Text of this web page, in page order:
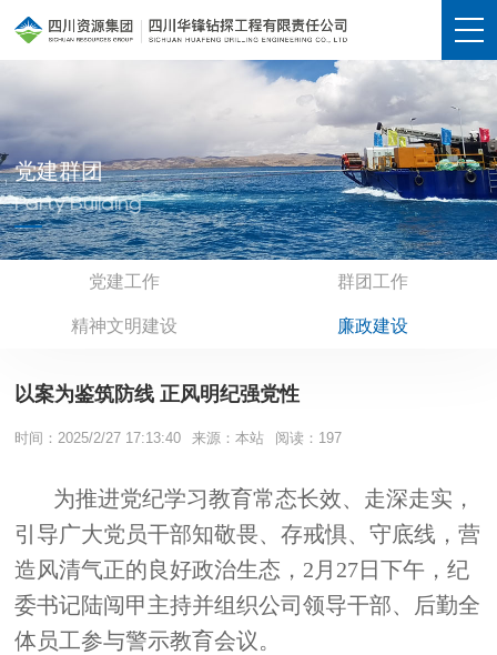
党建群团
Party Building
党建工作 群团工作
精神文明建设 廉政建设
以案为鉴筑防线 正风明纪强党性
时间：2025/2/27 17:13:40 来源：本站 阅读： 197
为推进党纪学习教育常态长效、走深走实，
引导广大党员干部知敬畏、存戒惧、守底线，营
造风清气正的良好政治生态，2月27日下午，纪
委书记陆闯甲主持并组织公司领导干部、后勤全
体员工参与警示教育会议。